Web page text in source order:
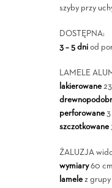
szyby przy
DOSTĘPNA:
3 – 5 dniod
LAMELE
lakierowane23
perforowane3
szczotkowane
ŻALUZJA
wymiary60
lamelez grupy